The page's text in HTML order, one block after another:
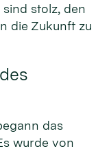
stolz, den
die Zukunft zu
das
wurde von